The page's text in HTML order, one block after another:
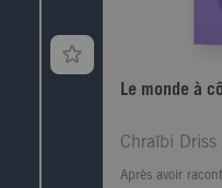
Le monde à
Chraïbi Driss
Après avoir